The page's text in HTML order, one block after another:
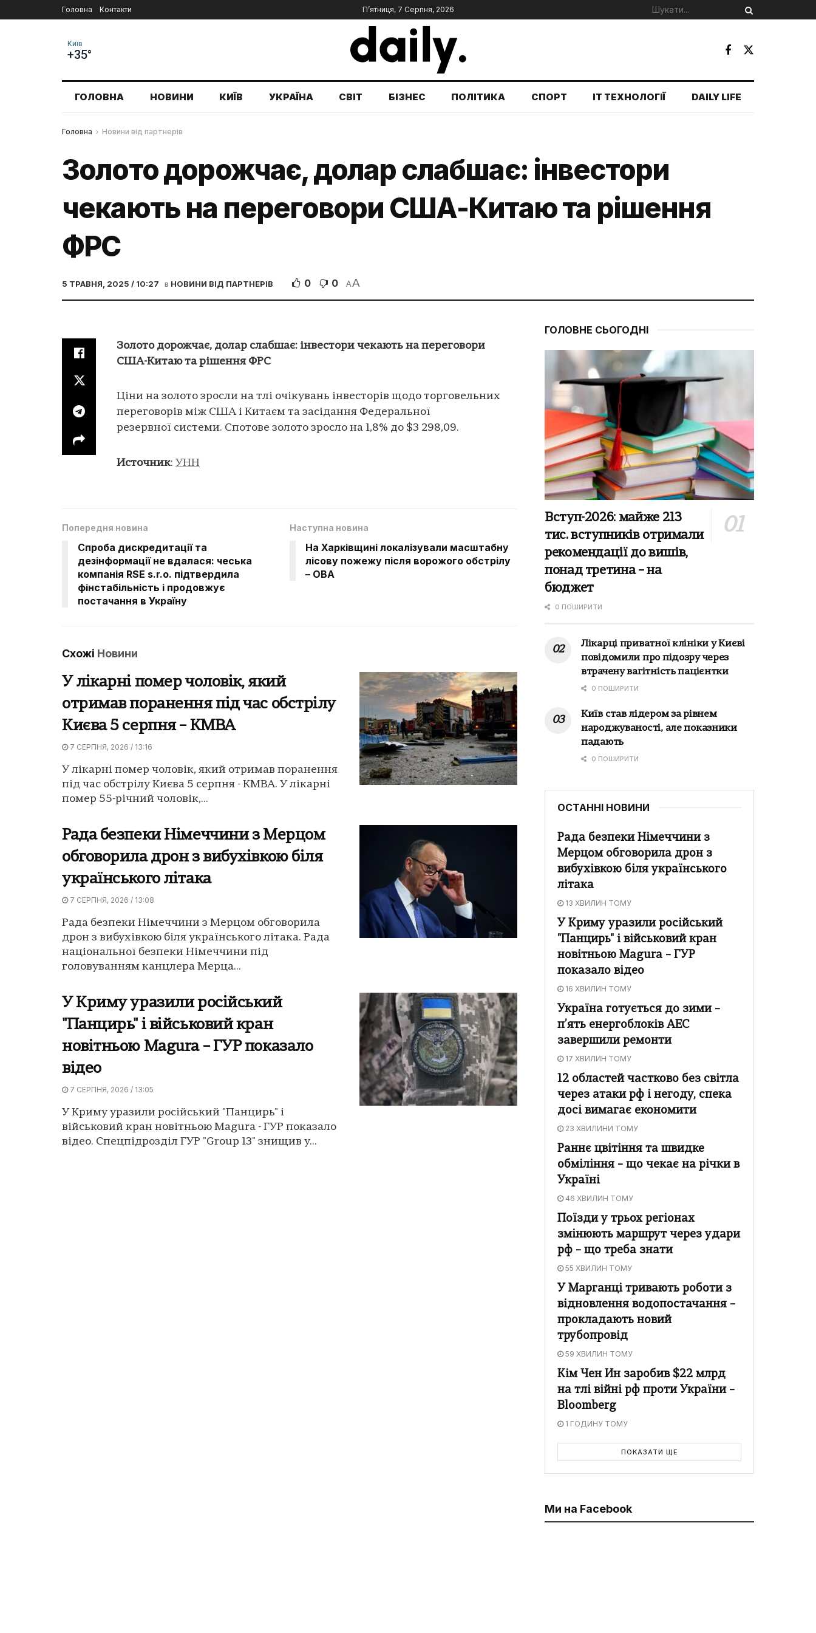
Головна Контакти П’ятниця, 7 Серпня, 2026
Київ
+35°
ГОЛОВНА НОВИНИ КИЇВ УКРАЇНА СВІТ БІЗНЕС ПОЛІТИКА СПОРТ IT ТЕХНОЛОГІЇ DAILY LIFE
Головна Новини від партнерів
Золото дорожчає, долар слабшає: інвестори
чекають на переговори США-Китаю та рішення
ФРС
5 ТРАВНЯ, 2025 / 10:27 в НОВИНИ ВІД ПАРТНЕРІВ 0 0 AA
Золото дорожчає, долар слабшає: інвестори чекають на переговори
США-Китаю та рішення ФРС
Ціни на золото зросли на тлі очікувань інвесторів щодо торговельних
переговорів між США і Китаєм та засідання Федеральної
резервної системи. Спотове золото зросло на 1,8% до $3 298,09.
Источник: УНН
Попередня новина
Спроба дискредитації та
дезінформації не вдалася: чеська
компанія RSE s.r.o. підтвердила
фінстабільність і продовжує
постачання в Україну
Наступна новина
На Харківщині локалізували масштабну
лісову пожежу після ворожого обстрілу
– ОВА
Схожі Новини
У лікарні помер чоловік, який
отримав поранення під час обстрілу
Києва 5 серпня – КМВА
7 СЕРПНЯ, 2026 / 13:16
У лікарні помер чоловік, який отримав поранення
під час обстрілу Києва 5 серпня - КМВА. У лікарні
помер 55-річний чоловік,...
Рада безпеки Німеччини з Мерцом
обговорила дрон з вибухівкою біля
українського літака
7 СЕРПНЯ, 2026 / 13:08
Рада безпеки Німеччини з Мерцом обговорила
дрон з вибухівкою біля українського літака. Рада
національної безпеки Німеччини під
головуванням канцлера Мерца...
У Криму уразили російський
"Панцирь" і військовий кран
новітньою Magura – ГУР показало
відео
7 СЕРПНЯ, 2026 / 13:05
У Криму уразили російський "Панцирь" і
військовий кран новітньою Magura - ГУР показало
відео. Спецпідрозділ ГУР "Group 13" знищив у...
ГОЛОВНЕ СЬОГОДНІ
Вступ-2026: майже 213
тис. вступників отримали
рекомендації до вишів,
понад третина – на
бюджет
0 ПОШИРИТИ
Лікарці приватної клініки у Києві
повідомили про підозру через
втрачену вагітність пацієнтки
0 ПОШИРИТИ
Київ став лідером за рівнем
народжуваності, але показники
падають
0 ПОШИРИТИ
ОСТАННІ НОВИНИ
Рада безпеки Німеччини з
Мерцом обговорила дрон з
вибухівкою біля українського
літака
13 ХВИЛИН ТОМУ
У Криму уразили російський
"Панцирь" і військовий кран
новітньою Magura – ГУР
показало відео
16 ХВИЛИН ТОМУ
Україна готується до зими –
п’ять енергоблоків АЕС
завершили ремонти
17 ХВИЛИН ТОМУ
12 областей частково без світла
через атаки рф і негоду, спека
досі вимагає економити
23 ХВИЛИНИ ТОМУ
Раннє цвітіння та швидке
обміління – що чекає на річки в
Україні
46 ХВИЛИН ТОМУ
Поїзди у трьох регіонах
змінюють маршрут через удари
рф – що треба знати
55 ХВИЛИН ТОМУ
У Марганці тривають роботи з
відновлення водопостачання –
прокладають новий
трубопровід
59 ХВИЛИН ТОМУ
Кім Чен Ин заробив $22 млрд
на тлі війні рф проти України –
Bloomberg
1 ГОДИНУ ТОМУ
ПОКАЗАТИ ЩЕ
Ми на Facebook